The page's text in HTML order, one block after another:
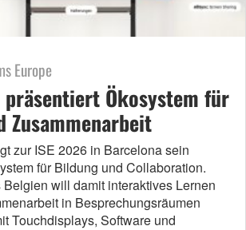
Europe
präsentiert Ökosystem für
Zusammenarbeit
zur ISE 2026 in Barcelona sein
für Bildung und Collaboration.
will damit interaktives Lernen
in Besprechungsräumen
Touchdisplays, Software und